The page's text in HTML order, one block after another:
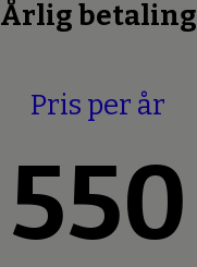
Årlig betaling
Pris per år
550